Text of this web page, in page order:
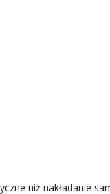
niż nakładanie